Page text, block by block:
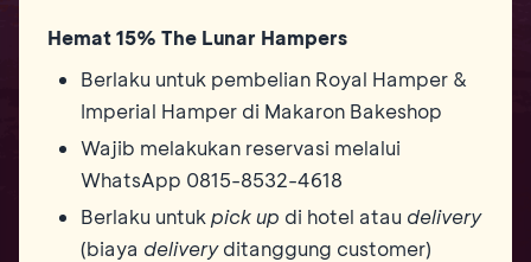
Hemat 15% The Lunar Hampers
Berlaku untuk pembelian Royal Hamper &
Imperial Hamper di Makaron Bakeshop
Wajib melakukan reservasi melalui
WhatsApp 0815-8532-4618
Berlaku untuk pick up di hotel atau delivery
(biaya deliveryditanggung customer)